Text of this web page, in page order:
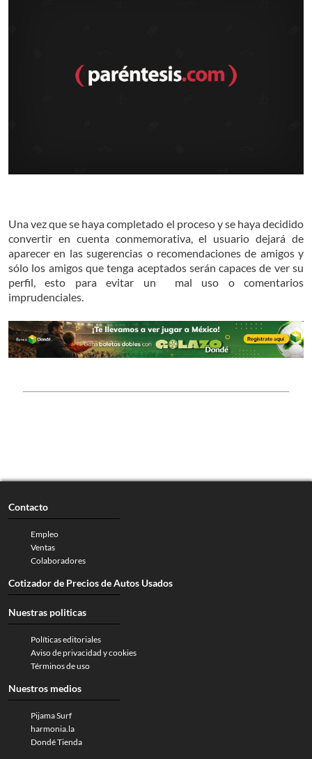
Una vez que se haya completado el proceso y se haya decidido
convertir en cuenta conmemorativa, el usuario dejará de
aparecer en las sugerencias o recomendaciones de amigos y
sólo los amigos que tenga aceptados serán capaces de ver su
perfil, esto para evitar un mal uso o comentarios
imprudenciales.
Contacto
Empleo
Ventas
Colaboradores
Cotizador de Precios de Autos Usados
Nuestras politicas
Políticas editoriales
Aviso de privacidad y cookies
Términos de uso
Nuestros medios
Pijama Surf
harmonia.la
Dondé Tienda